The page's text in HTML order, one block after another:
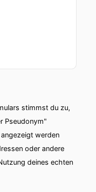
stimmst du zu,
Pseudonym"
werden
oder andere
deines echten